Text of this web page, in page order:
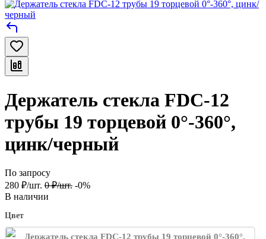
Держатель стекла FDC-12
трубы 19 торцевой 0°-360°,
цинк/черный
По запросу
280 ₽/шт. 0 ₽/шт. -0%
В наличии
Цвет